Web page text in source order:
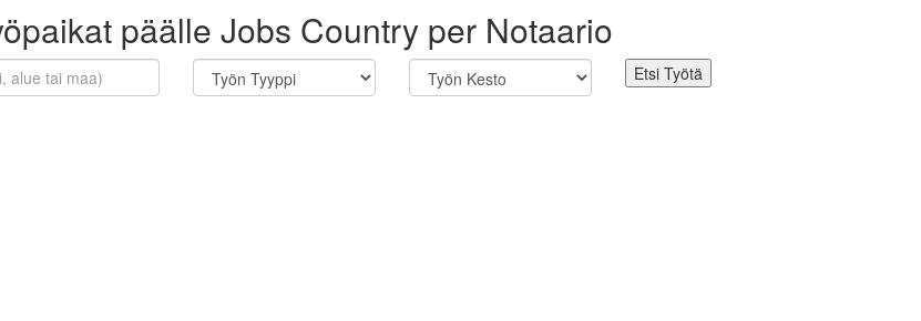
päälle Jobs Country per Notaario